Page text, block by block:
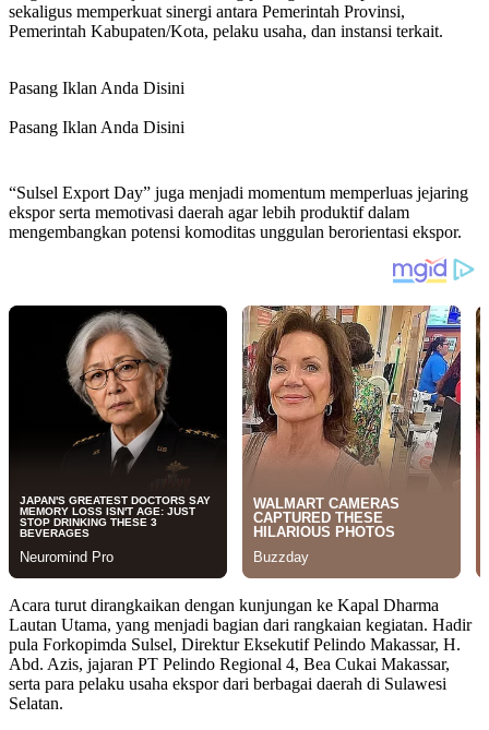
sekaligus memperkuat sinergi antara Pemerintah Provinsi,
Pemerintah Kabupaten/Kota, pelaku usaha, dan instansi terkait.
Pasang Iklan Anda Disini
Pasang Iklan Anda Disini
“Sulsel Export Day” juga menjadi momentum memperluas jejaring
ekspor serta memotivasi daerah agar lebih produktif dalam
mengembangkan potensi komoditas unggulan berorientasi ekspor.
Acara turut dirangkaikan dengan kunjungan ke Kapal Dharma
Lautan Utama, yang menjadi bagian dari rangkaian kegiatan. Hadir
pula Forkopimda Sulsel, Direktur Eksekutif Pelindo Makassar, H.
Abd. Azis, jajaran PT Pelindo Regional 4, Bea Cukai Makassar,
serta para pelaku usaha ekspor dari berbagai daerah di Sulawesi
Selatan.